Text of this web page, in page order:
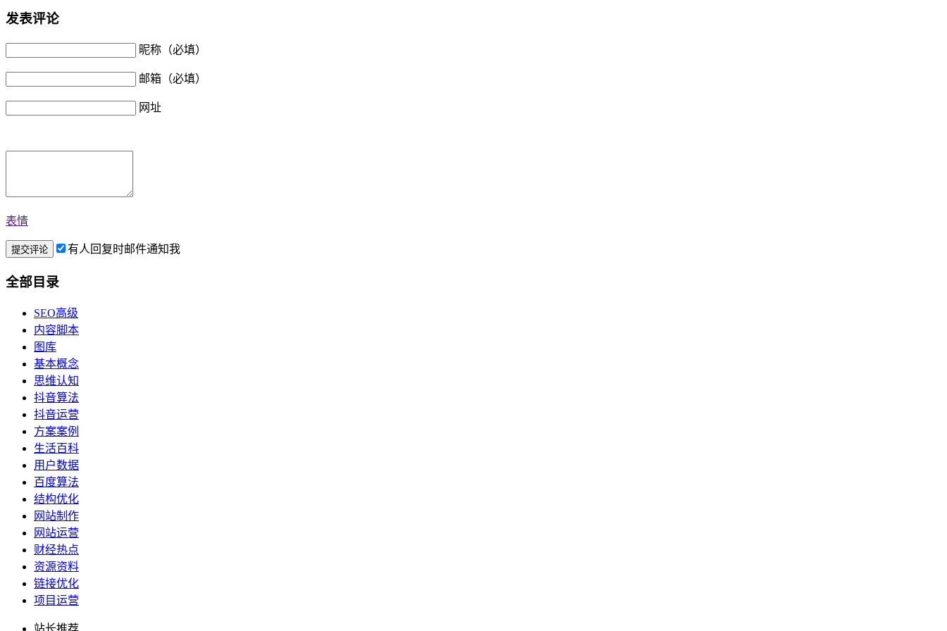
发表评论
昵称（必填）
邮箱（必填）
网址
表情
有人回复时邮件通知我
全部目录
SEO高级
内容脚本
图库
基本概念
思维认知
抖音算法
抖音运营
方案案例
生活百科
用户数据
百度算法
结构优化
网站制作
网站运营
财经热点
资源资料
链接优化
项目运营
站长推荐